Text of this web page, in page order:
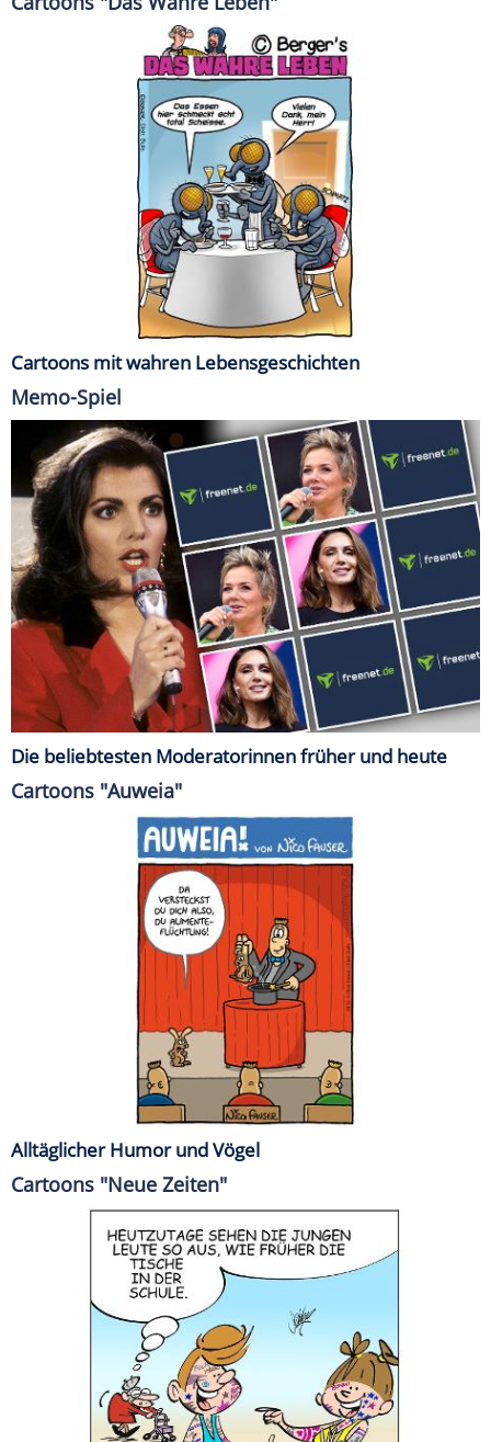
Cartoons mit wahren Lebensgeschichten
Memo-Spiel
Die beliebtesten Moderatorinnen früher und heute
Cartoons "Auweia"
Alltäglicher Humor und Vögel
Cartoons "Neue Zeiten"